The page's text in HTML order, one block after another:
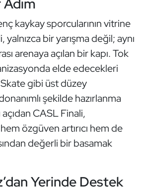
kaykay sporcularının vitrine
yalnızca bir yarışma değil; aynı
arenaya açılan bir kapı. Tok
elde edecekleri
gibi üst düzey
şekilde hazırlanma
CASL Finali,
özgüven artırıcı hem de
değerli bir basamak
Yerinde Destek